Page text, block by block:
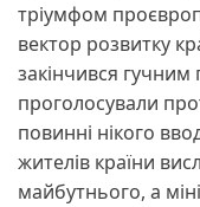
тріумфом
вектор розвитку
закінчився
проголосували
повинні нікого
жителів країни
майбутнього, а